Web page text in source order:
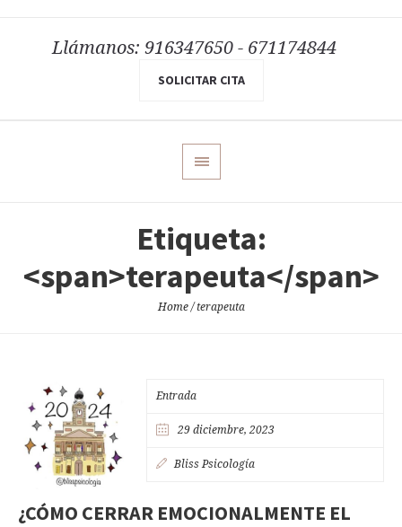
Llámanos: 916347650 - 671174844
SOLICITAR CITA
Etiqueta:
<span>terapeuta</span>
Home / terapeuta
Entrada
29 diciembre, 2023
Bliss Psicología
¿CÓMO CERRAR EMOCIONALMENTE EL